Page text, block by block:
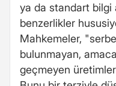
ya da standart bilgi
benzerlikler
Mahkemeler,
bulunmayan,
geçmeyen üretimleri